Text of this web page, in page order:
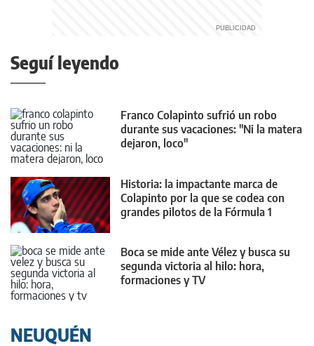
Seguí leyendo
Franco Colapinto sufrió un robo
durante sus vacaciones: "Ni la matera
dejaron, loco"
Historia: la impactante marca de
Colapinto por la que se codea con
grandes pilotos de la Fórmula 1
Boca se mide ante Vélez y busca su
segunda victoria al hilo: hora,
formaciones y TV
NEUQUÉN